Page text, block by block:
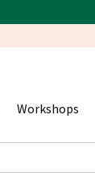
Workshops